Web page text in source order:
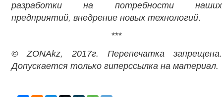
разработки на потребности наших
предприятий, внедрение новых технологий.
***
© ZONAkz, 2017г. Перепечатка запрещена.
Допускается только гиперссылка на материал.